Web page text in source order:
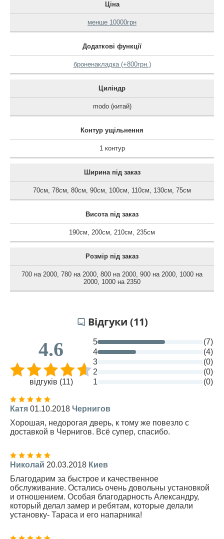
Ціна
менше 10000грн
Додаткові функції
броненакладка (+800грн.)
Циліндр
modo (китай)
Контур ущільнення
1 контур
Ширина під заказ
70см, 78см, 80см, 90см, 100см, 110см, 130см, 75см
Висота під заказ
190см, 200см, 210см, 235см
Розмір під заказ
700 на 2000, 780 на 2000, 800 на 2000, 900 на 2000, 1000 на
2000, 1000 на 2350
Відгуки (11)
4.6
відгуків (11)
5
(7)
4
(4)
3
(0)
2
(0)
1
(0)
Катя 01.10.2018 Чернигов
Хорошая, недорогая дверь, к тому же повезло с
доставкой в Чернигов. Всё супер, спасибо.
Николай 20.03.2018 Киев
Благодарим за быстрое и качественное
обслуживание. Остались очень довольны установкой
и отношением. Особая благодарность Александру,
который делал замер и ребятам, которые делали
установку- Тараса и его напарника!